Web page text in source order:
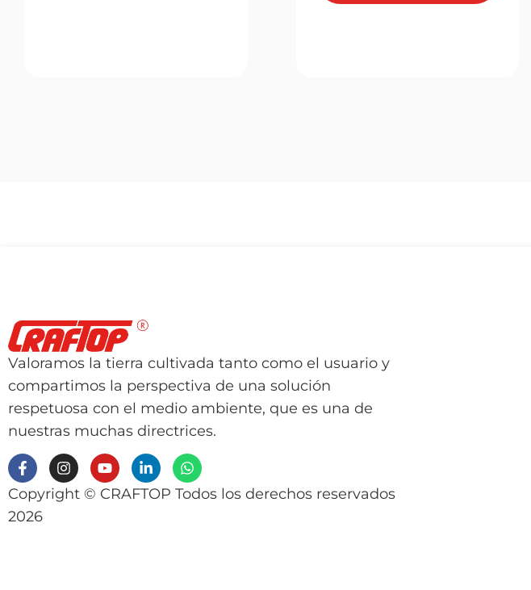
Valoramos la tierra cultivada tanto como el usuario y
compartimos la perspectiva de una solución
respetuosa con el medio ambiente, que es una de
nuestras muchas directrices.
Copyright © CRAFTOP Todos los derechos reservados
2026